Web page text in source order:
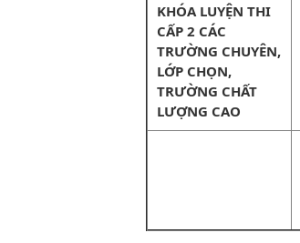
KHÓA LUYỆN THI
CẤP 2 CÁC
TRƯỜNG CHUYÊN,
LỚP CHỌN,
TRƯỜNG CHẤT
LƯỢNG CAO